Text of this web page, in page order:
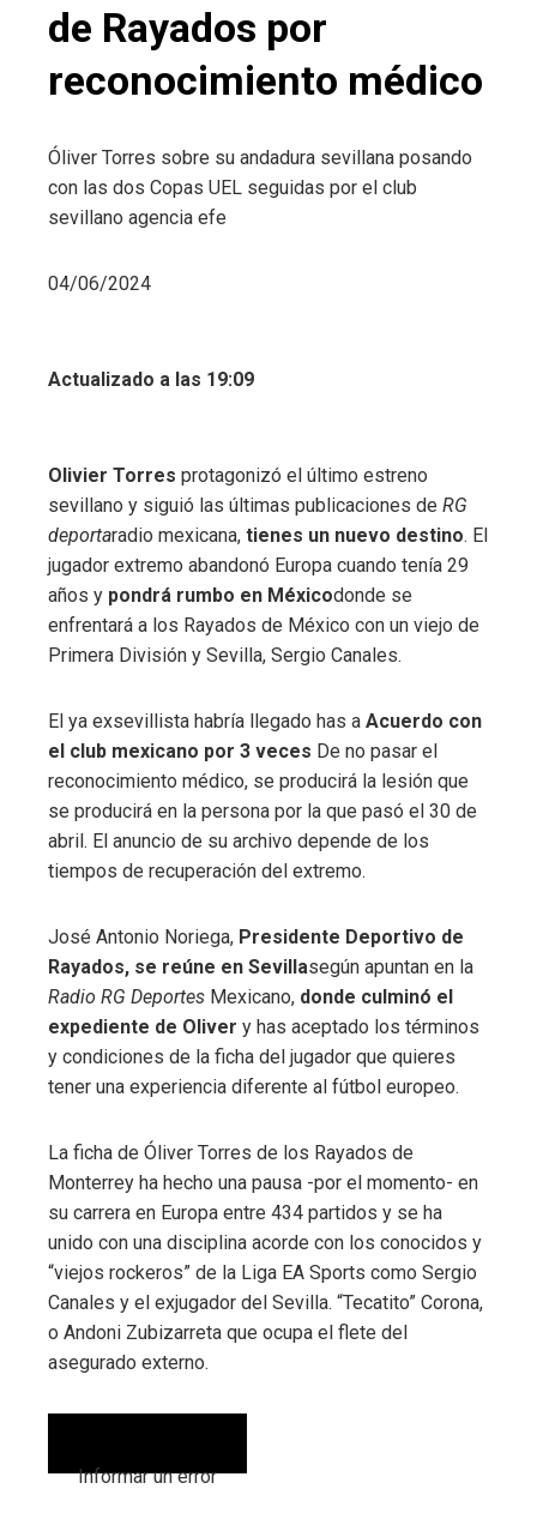
de Rayados por
reconocimiento médico
Óliver Torres sobre su andadura sevillana posando
con las dos Copas UEL seguidas por el club
sevillano agencia efe
04/06/2024
Actualizado a las 19:09
Olivier Torres protagonizó el último estreno
sevillano y siguió las últimas publicaciones de RG
deportaradio mexicana, tienes un nuevo destino. El
jugador extremo abandonó Europa cuando tenía 29
años y pondrá rumbo en Méxicodonde se
enfrentará a los Rayados de México con un viejo de
Primera División y Sevilla, Sergio Canales.
El ya exsevillista habría llegado has a Acuerdo con
el club mexicano por 3 veces De no pasar el
reconocimiento médico, se producirá la lesión que
se producirá en la persona por la que pasó el 30 de
abril. El anuncio de su archivo depende de los
tiempos de recuperación del extremo.
José Antonio Noriega, Presidente Deportivo de
Rayados, se reúne en Sevillasegún apuntan en la
Radio RG Deportes Mexicano, donde culminó el
expediente de Oliver y has aceptado los términos
y condiciones de la ficha del jugador que quieres
tener una experiencia diferente al fútbol europeo.
La ficha de Óliver Torres de los Rayados de
Monterrey ha hecho una pausa -por el momento- en
su carrera en Europa entre 434 partidos y se ha
unido con una disciplina acorde con los conocidos y
“viejos rockeros” de la Liga EA Sports como Sergio
Canales y el exjugador del Sevilla. “Tecatito” Corona,
o Andoni Zubizarreta que ocupa el flete del
asegurado externo.
Informar un error